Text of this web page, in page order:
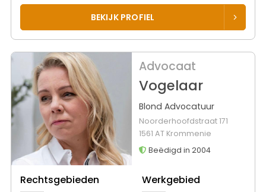
BEKIJK PROFIEL
Advocaat
Vogelaar
Blond Advocatuur
Noorderhoofdstraat 171
1561 AT Krommenie
Beëdigd in 2004
Rechtsgebieden Werkgebied